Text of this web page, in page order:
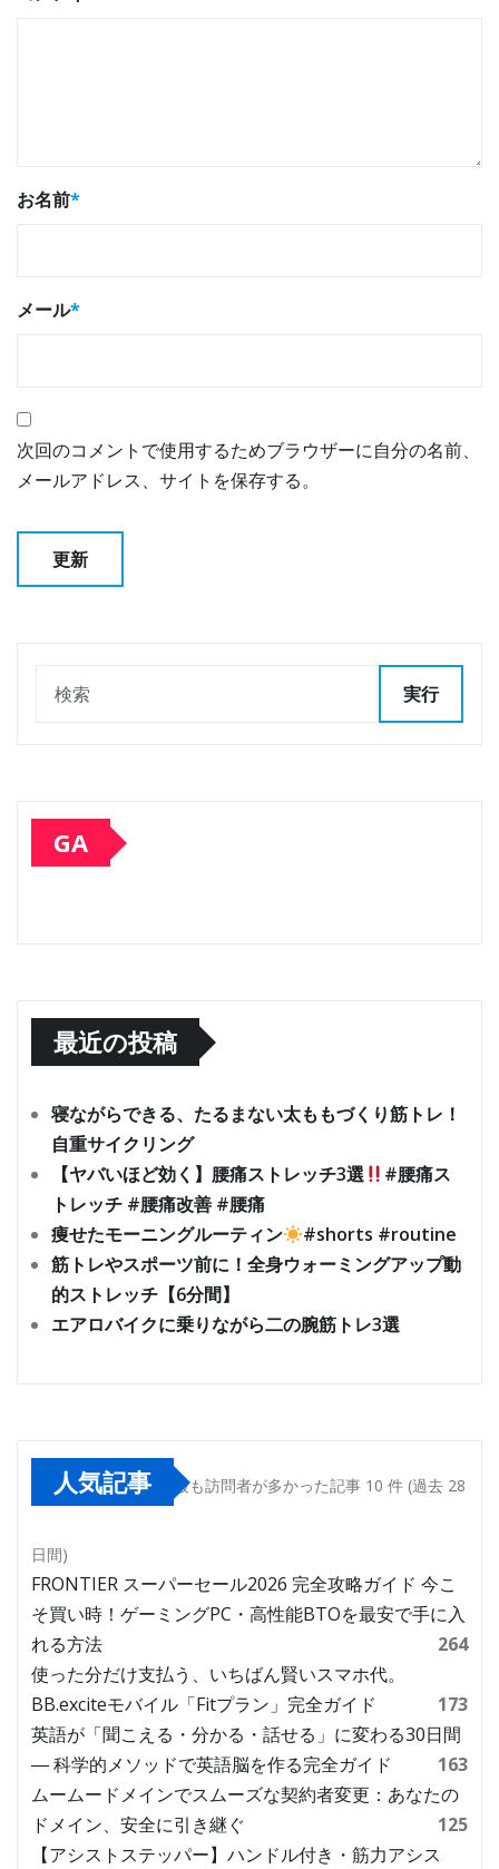
お名前*
メール*
次回のコメントで使用するためブラウザーに自分の名前、
メールアドレス、サイトを保存する。
実行
GA
最近の投稿
寝ながらできる、たるまない太ももづくり筋トレ！
自重サイクリング
【ヤバいほど効く】腰痛ストレッチ3選
#腰痛ス
トレッチ #腰痛改善 #腰痛
痩せたモーニングルーティン
#shorts #routine
筋トレやスポーツ前に！全身ウォーミングアップ動
的ストレッチ【6分間】
エアロバイクに乗りながら二の腕筋トレ3選
人気記事 最も訪問者が多かった記事 10 件 (過去 28
日間)
FRONTIER スーパーセール2026 完全攻略ガイド 今こ
そ買い時！ゲーミングPC・高性能BTOを最安で手に入
れる方法
264
使った分だけ支払う、いちばん賢いスマホ代。
BB.exciteモバイル「Fitプラン」完全ガイド
173
英語が「聞こえる・分かる・話せる」に変わる30日間
― 科学的メソッドで英語脳を作る完全ガイド
163
ムームードメインでスムーズな契約者変更：あなたの
ドメイン、安全に引き継ぐ
125
【アシストステッパー】ハンドル付き・筋力アシス